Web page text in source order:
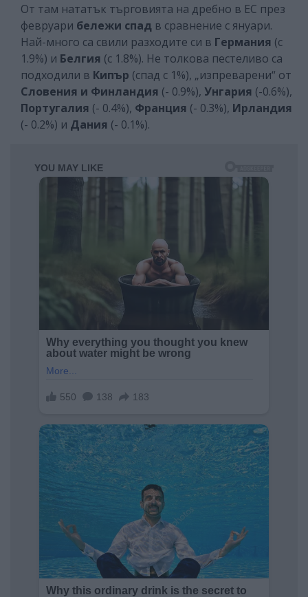
От там нататък търговията на дребно в ЕС през
февруари бележи спад в сравнение с януари.
Най-много са свили разходите си в Германия (с
1.9%) и Белгия (с 1.8%). Не толкова пестеливо са
подходили в Кипър (спад с 1%), „изпреварени“ от
Словения и Финландия (- 0.9%), Унгария (-0.6%),
Португалия (- 0.4%), Франция (- 0.3%), Ирландия
(- 0.2%) и Дания (- 0.1%).